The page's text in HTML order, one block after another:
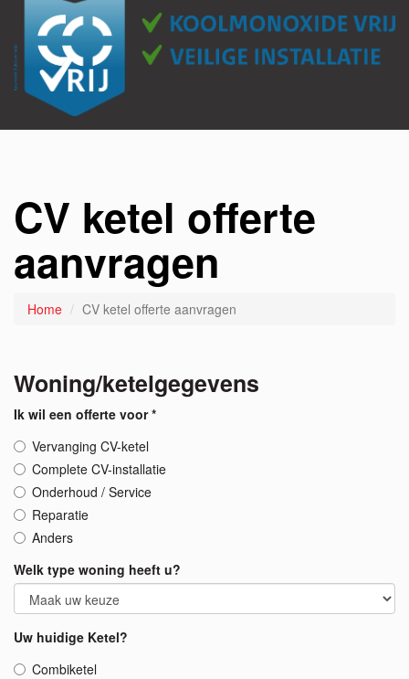
CV ketel offerte
aanvragen
Home CV ketel offerte aanvragen
Woning/ketelgegevens
Ik wil een offerte voor *
Vervanging CV-ketel
Complete CV-installatie
Onderhoud / Service
Reparatie
Anders
Welk type woning heeft u?
Uw huidige Ketel?
Combiketel